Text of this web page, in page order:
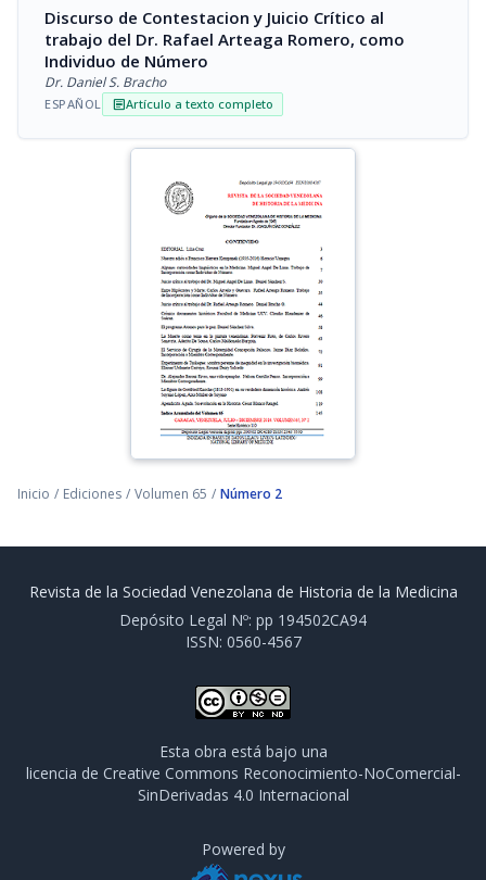
Discurso de Contestacion y Juicio Crítico al
trabajo del Dr. Rafael Arteaga Romero, como
Individuo de Número
Dr. Daniel S. Bracho
ESPAÑOL articleArtículo a texto completo
Inicio / Ediciones / Volumen 65 / Número 2
Revista de la Sociedad Venezolana de Historia de la Medicina
Depósito Legal Nº: pp 194502CA94
ISSN: 0560-4567
Esta obra está bajo una
licencia de Creative Commons Reconocimiento-NoComercial-
SinDerivadas 4.0 Internacional
Powered by